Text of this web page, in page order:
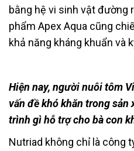
bằng hệ vi sinh vật đường
phẩm Apex Aqua cũng
khả năng kháng khuẩn và
Hiện nay, người nuôi tôm
vấn đề khó khăn trong
trình gì hỗ trợ cho bà con
Nutriad không chỉ là công